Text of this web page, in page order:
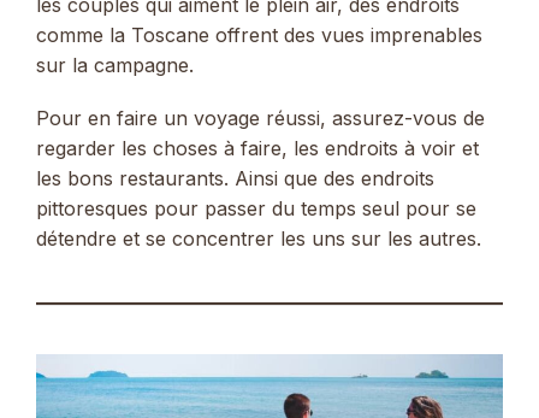
comme la Toscane offrent des vues imprenables
sur la campagne.
Pour en faire un voyage réussi, assurez-vous de
regarder les choses à faire, les endroits à voir et
les bons restaurants. Ainsi que des endroits
pittoresques pour passer du temps seul pour se
détendre et se concentrer les uns sur les autres.